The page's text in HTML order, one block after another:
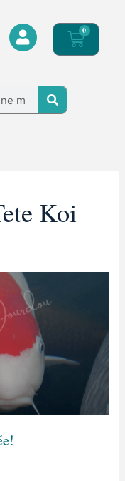
0
Panier
Koi